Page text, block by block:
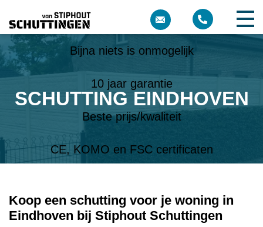
SCHUTTING EINDHOVEN
Meer dan 10 jaar ervaring
Bijna niets is onmogelijk
10 jaar garantie
Beste prijs/kwaliteit
CE, KOMO en FSC certificaten
Koop een schutting voor je woning in
Eindhoven bij Stiphout Schuttingen